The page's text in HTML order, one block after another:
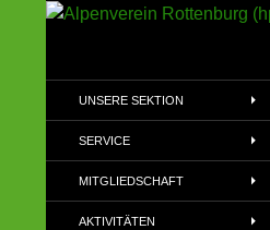
(DAV)
UNSERE SEKTION
SERVICE
MITGLIEDSCHAFT
AKTIVITÄTEN